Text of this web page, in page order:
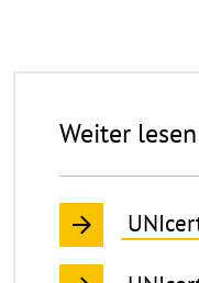
Weiter